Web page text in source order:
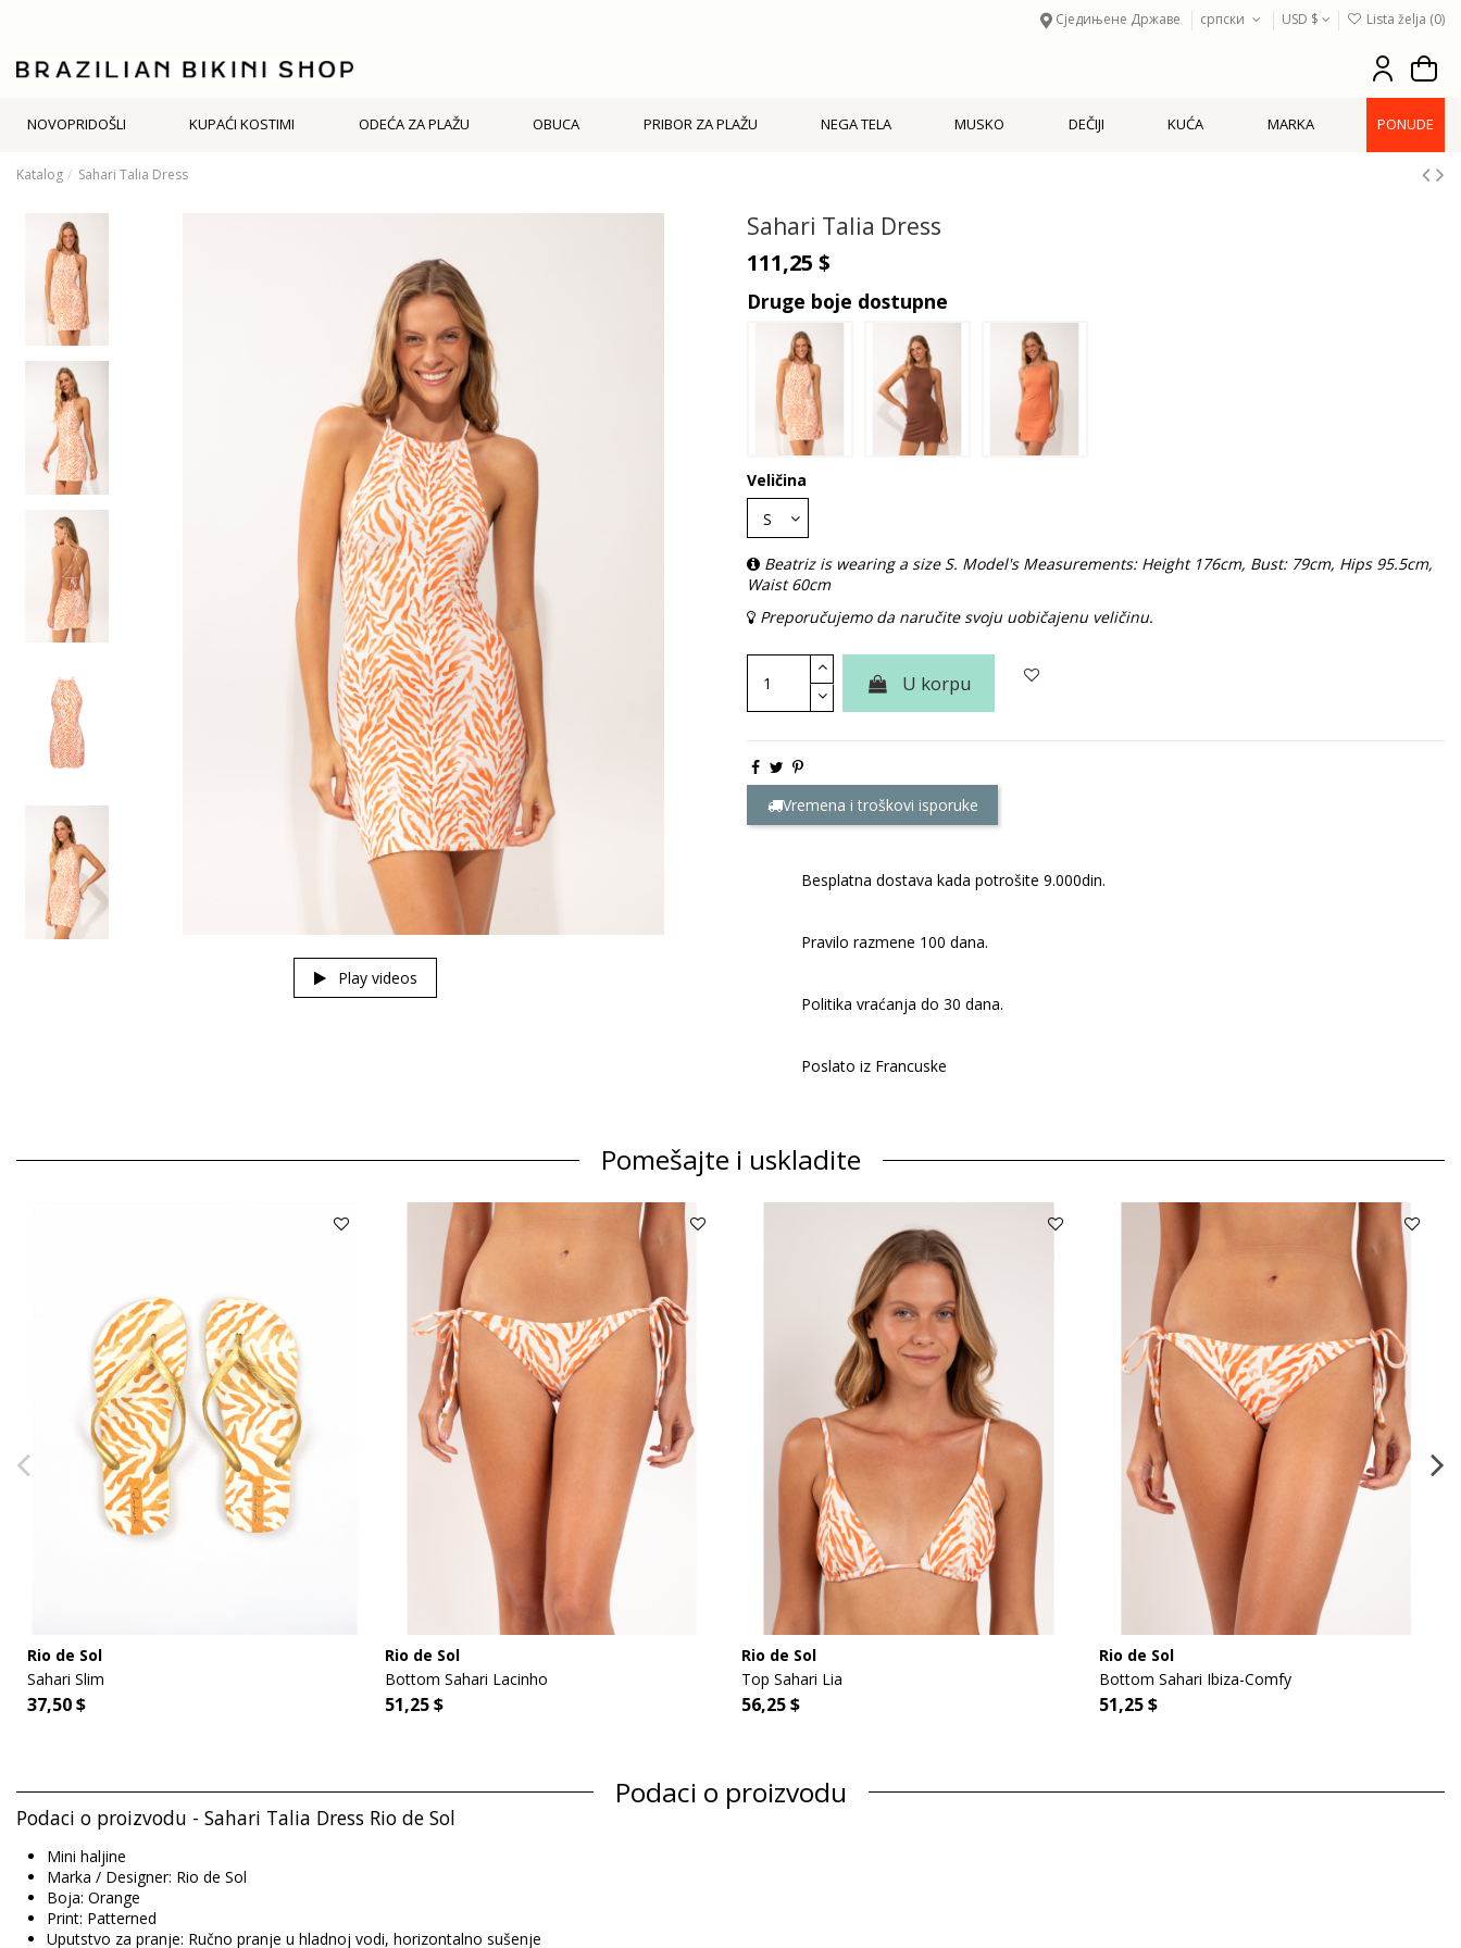
Сједињене Државе српски USD $ Lista želja (0)
NOVOPRIDOŠLI KUPAĆI KOSTIMI ODEĆA ZA PLAŽU OBUCA PRIBOR ZA PLAŽU NEGA TELA MUSKO DEČIJI KUĆA MARKA PONUDE
Katalog Sahari Talia Dress
Play videos
Sahari Talia Dress
111,25 $
Druge boje dostupne
Veličina
Beatriz is wearing a size S. Model's Measurements: Height 176cm, Bust: 79cm, Hips 95.5cm,
Waist 60cm
Preporučujemo da naručite svoju uobičajenu veličinu.
U korpu
Vremena i troškovi isporuke
Besplatna dostava kada potrošite 9.000din.
Pravilo razmene 100 dana.
Politika vraćanja do 30 dana.
Poslato iz Francuske
Pomešajte i uskladite
Rio de Sol
Sahari Slim
37,50 $
Rio de Sol
Bottom Sahari Lacinho
51,25 $
Rio de Sol
Top Sahari Lia
56,25 $
Rio de Sol
Bottom Sahari Ibiza-Comfy
51,25 $
Podaci o proizvodu
Podaci o proizvodu - Sahari Talia Dress Rio de Sol
Mini haljine
Marka / Designer: Rio de Sol
Boja: Orange
Print: Patterned
Uputstvo za pranje: Ručno pranje u hladnoj vodi, horizontalno sušenje